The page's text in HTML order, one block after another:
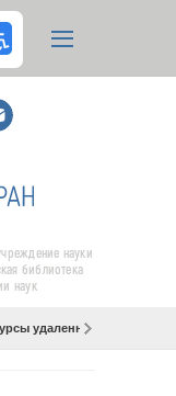
науки
библиотека
наук
удаленного доступа